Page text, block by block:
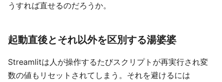
うすれば直せるのだろうか。
起動直後とそれ以外を区別する湯婆婆
Streamlitは人が操作するたびスクリプトが再実行され変
数の値もリセットされてしまう。それを避けるには